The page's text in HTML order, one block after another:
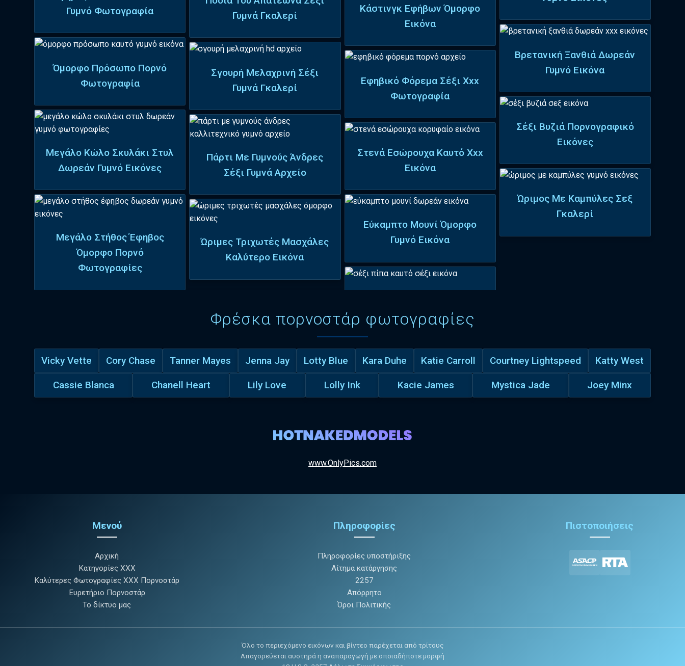
Γυμνό Φωτογραφία
Όμορφο Πρόσωπο Πορνό
Φωτογραφία
Μεγάλο Κώλο Σκυλάκι Στυλ
Δωρεάν Γυμνό Εικόνες
Μεγάλο Στήθος Έφηβος
Όμορφο Πορνό
Φωτογραφίες
Γυμνά Γκαλερί
Σγουρή Μελαχρινή Σέξι
Γυμνά Γκαλερί
Πάρτι Με Γυμνούς Άνδρες
Σέξι Γυμνά Αρχείο
Ώριμες Τριχωτές Μασχάλες
Καλύτερο Εικόνα
Κάστινγκ Εφήβων Όμορφο
Εικόνα
Εφηβικό Φόρεμα Σέξι Xxx
Φωτογραφία
Στενά Εσώρουχα Καυτό Xxx
Εικόνα
Εύκαμπτο Μουνί Όμορφο
Γυμνό Εικόνα
Βρετανική Ξανθιά Δωρεάν
Γυμνό Εικόνα
Σέξι Βυζιά Πορνογραφικό
Εικόνες
Ώριμος Με Καμπύλες Σεξ
Γκαλερί
Φρέσκα πορνοστάρ φωτογραφίες
Vicky Vette Cory Chase Tanner Mayes Jenna Jay Lotty Blue Kara Duhe Katie Carroll Courtney Lightspeed Katty West
Cassie Blanca Chanell Heart Lily Love Lolly Ink Kacie James Mystica Jade Joey Minx
www.OnlyPics.com
Μενού
Αρχική
Κατηγορίες XXX
Καλύτερες Φωτογραφίες XXX Πορνοστάρ
Ευρετήριο Πορνοστάρ
Το δίκτυο μας
Πληροφορίες
Πληροφορίες υποστήριξης
Αίτημα κατάργησης
2257
Απόρρητο
Όροι Πολιτικής
Πιστοποιήσεις
Όλο το περιεχόμενο εικόνων και βίντεο παρέχεται από τρίτους
Απαγορεύεται αυστηρά η αναπαραγωγή με οποιαδήποτε μορφή